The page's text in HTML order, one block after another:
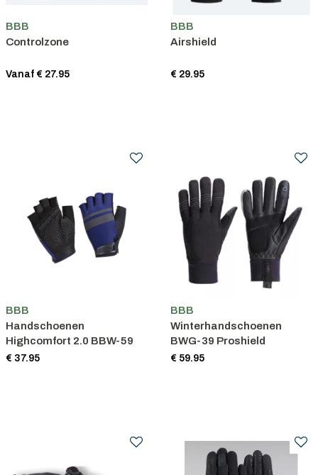
BBB
Controlzone
Vanaf € 27.95
BBB
Airshield
€ 29.95
BBB
Handschoenen
Highcomfort 2.0 BBW-59
€ 37.95
BBB
Winterhandschoenen
BWG-39 Proshield
€ 59.95